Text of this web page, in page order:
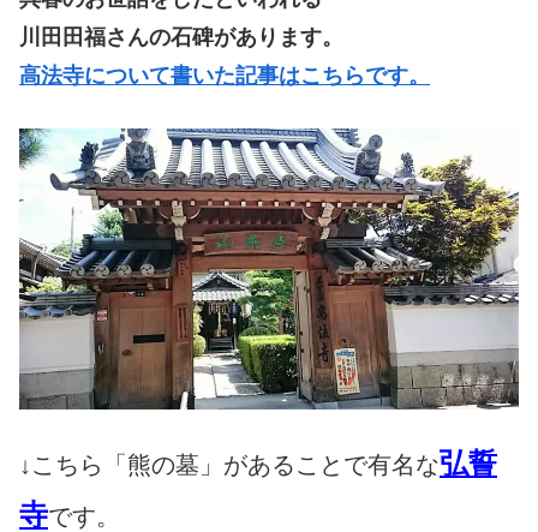
川田田福さんの石碑があります。
高法寺について書いた記事はこちらです。
↓こちら「熊の墓」があることで有名な弘誓
寺です。